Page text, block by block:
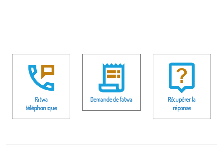
Fatwa
téléphonique
Demande de fatwa
Récupérer la
réponse